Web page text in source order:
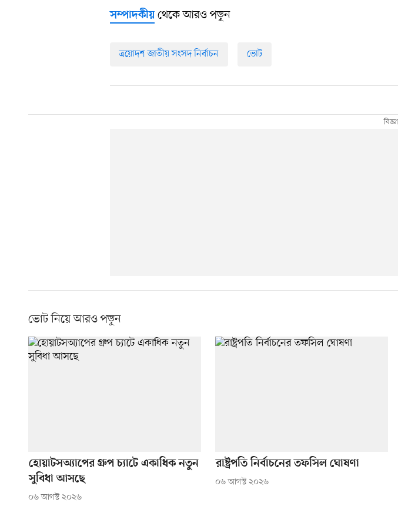
সম্পাদকীয়থেকে আরও পড়ুন
ত্রয়োদশ জাতীয় সংসদ নির্বাচন ভোট
ভোট নিয়ে আরও পড়ুন
হোয়াটসঅ্যাপের গ্রুপ চ্যাটে একাধিক নতুন
সুবিধা আসছে
০৬ আগস্ট ২০২৬
রাষ্ট্রপতি নির্বাচনের তফসিল ঘোষণা
০৬ আগস্ট ২০২৬